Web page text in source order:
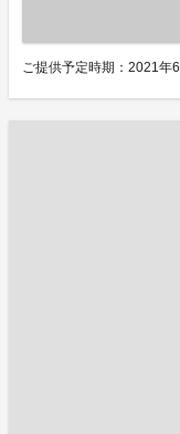
ご提供予定時期：2021年